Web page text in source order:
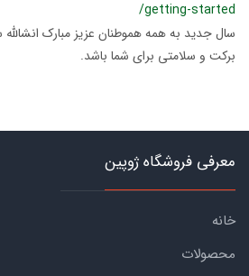
/getting-started
برکت و سلامتی برای شما باشد.
معرفی فروشگاه ژوپین
خانه
محصولات